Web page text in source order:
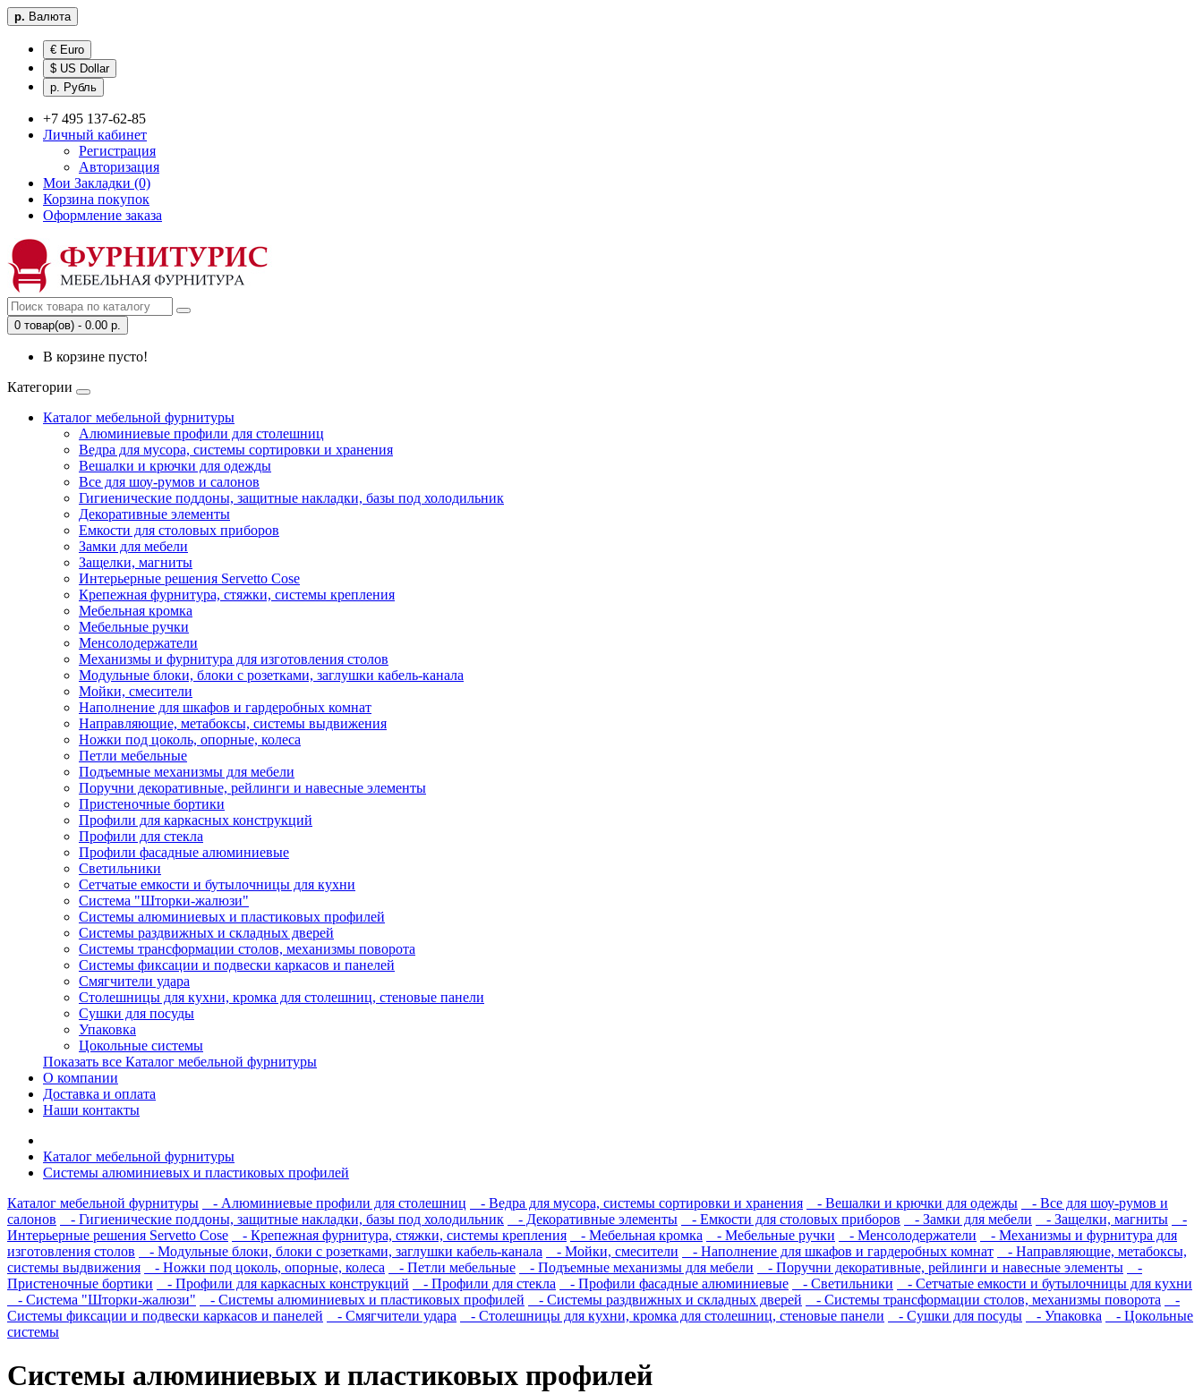
р. Валюта
€ Euro
$ US Dollar
р. Рубль
+7 495 137-62-85
Личный кабинет
Регистрация
Авторизация
Мои Закладки (0)
Корзина покупок
Оформление заказа
0 товар(ов) - 0.00 р.
В корзине пусто!
Категории
Каталог мебельной фурнитуры
Алюминиевые профили для столешниц
Ведра для мусора, системы сортировки и хранения
Вешалки и крючки для одежды
Все для шоу-румов и салонов
Гигиенические поддоны, защитные накладки, базы под холодильник
Декоративные элементы
Емкости для столовых приборов
Замки для мебели
Защелки, магниты
Интерьерные решения Servetto Cose
Крепежная фурнитура, стяжки, системы крепления
Мебельная кромка
Мебельные ручки
Менсолодержатели
Механизмы и фурнитура для изготовления столов
Модульные блоки, блоки с розетками, заглушки кабель-канала
Мойки, смесители
Наполнение для шкафов и гардеробных комнат
Направляющие, метабоксы, системы выдвижения
Ножки под цоколь, опорные, колеса
Петли мебельные
Подъемные механизмы для мебели
Поручни декоративные, рейлинги и навесные элементы
Пристеночные бортики
Профили для каркасных конструкций
Профили для стекла
Профили фасадные алюминиевые
Светильники
Сетчатые емкости и бутылочницы для кухни
Система "Шторки-жалюзи"
Системы алюминиевых и пластиковых профилей
Системы раздвижных и складных дверей
Системы трансформации столов, механизмы поворота
Системы фиксации и подвески каркасов и панелей
Смягчители удара
Столешницы для кухни, кромка для столешниц, стеновые панели
Сушки для посуды
Упаковка
Цокольные системы
Показать все Каталог мебельной фурнитуры
О компании
Доставка и оплата
Наши контакты
Каталог мебельной фурнитуры
Системы алюминиевых и пластиковых профилей
Каталог мебельной фурнитуры
- Алюминиевые профили для столешниц - Ведра для мусора, системы сортировки и хранения - Вешалки и крючки для одежды
- Все для шоу-румов и
салонов
- Гигиенические поддоны, защитные накладки, базы под холодильник - Декоративные элементы - Емкости для столовых приборов - Замки для мебели - Защелки, магниты
-
Интерьерные решения Servetto Cose
- Крепежная фурнитура, стяжки, системы крепления - Мебельная кромка - Мебельные ручки - Менсолодержатели
- Механизмы и фурнитура для
изготовления столов
- Модульные блоки, блоки с розетками, заглушки кабель-канала - Мойки, смесители - Наполнение для шкафов и гардеробных комнат
- Направляющие, метабоксы,
системы выдвижения
- Ножки под цоколь, опорные, колеса - Петли мебельные - Подъемные механизмы для мебели - Поручни декоративные, рейлинги и навесные элементы
-
Пристеночные бортики
- Профили для каркасных конструкций - Профили для стекла - Профили фасадные алюминиевые - Светильники
- Сетчатые емкости и бутылочницы для кухни
- Система "Шторки-жалюзи"
- Системы алюминиевых и пластиковых профилей - Системы раздвижных и складных дверей - Системы трансформации столов, механизмы поворота
-
Системы фиксации и подвески каркасов и панелей
- Смягчители удара - Столешницы для кухни, кромка для столешниц, стеновые панели - Сушки для посуды - Упаковка
- Цокольные
системы
Системы алюминиевых и пластиковых профилей